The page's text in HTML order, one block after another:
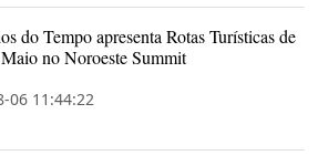
do Tempo apresenta Rotas Turísticas de
no Noroeste Summit
06 11:44:22